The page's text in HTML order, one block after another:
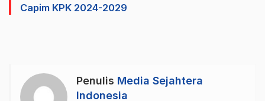
Capim KPK 2024-2029
Penulis Media Sejahtera
Indonesia